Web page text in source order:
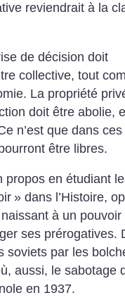
reviendrait à la
de décision doit
collective, tout
La propriété
doit être abolie,
n’est que dans
être libres.
propos en étudiant
» dans l’Histoire,
à un pouvoir
ses prérogatives.
soviets par les
aussi, le sabotage
en 1937.